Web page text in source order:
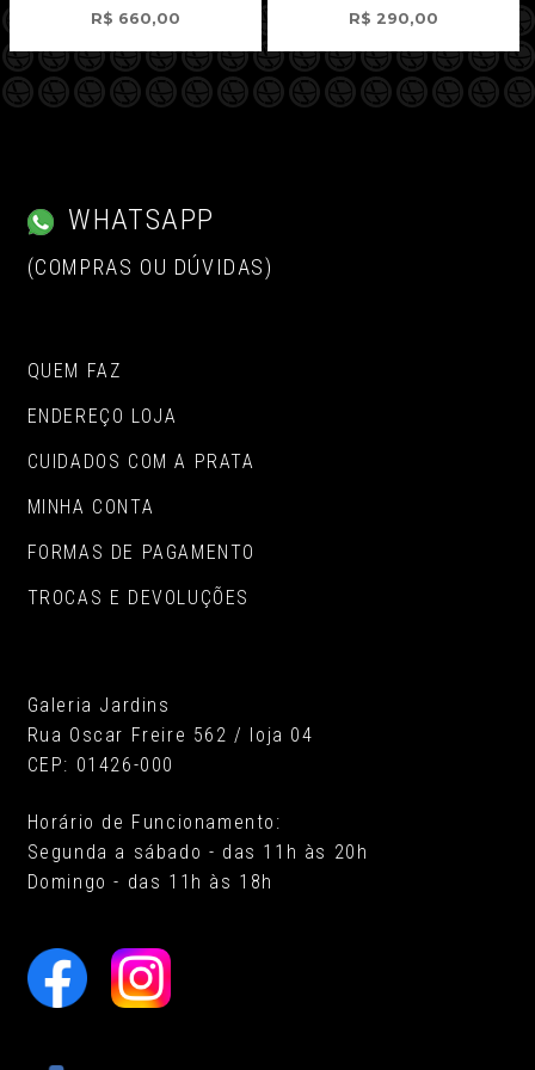
R$ 660,00
R$ 290,00
WHATSAPP
(COMPRAS OU DÚVIDAS)
QUEM FAZ
ENDEREÇO LOJA
CUIDADOS COM A PRATA
MINHA CONTA
FORMAS DE PAGAMENTO
TROCAS E DEVOLUÇÕES
Galeria Jardins
Rua Oscar Freire 562 / loja 04
CEP: 01426-000
Horário de Funcionamento:
Segunda a sábado - das 11h às 20h
Domingo - das 11h às 18h